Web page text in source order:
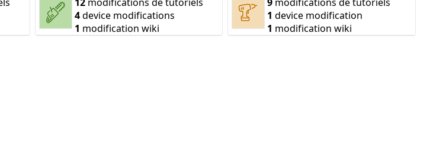
4device modifications
1 modification wiki
1 device modification
1 modification wiki